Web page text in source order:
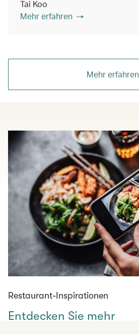
Tai Koo
Mehr erfahren
Mehr erfahren
Restaurant-Inspirationen
Entdecken Sie mehr